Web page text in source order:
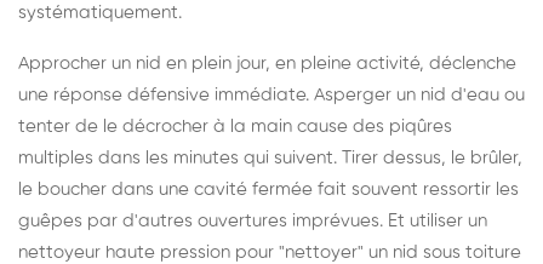
systématiquement.
Approcher un nid en plein jour, en pleine activité, déclenche
une réponse défensive immédiate. Asperger un nid d'eau ou
tenter de le décrocher à la main cause des piqûres
multiples dans les minutes qui suivent. Tirer dessus, le brûler,
le boucher dans une cavité fermée fait souvent ressortir les
guêpes par d'autres ouvertures imprévues. Et utiliser un
nettoyeur haute pression pour "nettoyer" un nid sous toiture